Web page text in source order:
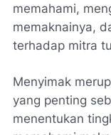
memahami,
memaknainya,
terhadap mitra
Menyimak
yang penting
menentukan